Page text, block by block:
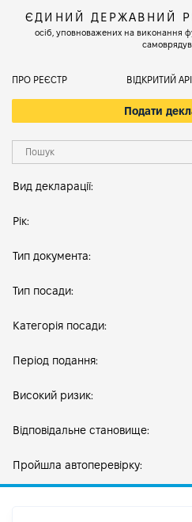
ЄДИНИЙ ДЕРЖАВНИЙ
осіб, уповноважених на виконання
ПРО РЕЄСТР ВІДКРИТИЙ АРІ
Подати
Вид декларації:
Рік:
Тип документа:
Тип посади:
Категорія посади:
Період подання:
Високий ризик:
Відповідальне становище:
Пройшла автоперевірку: